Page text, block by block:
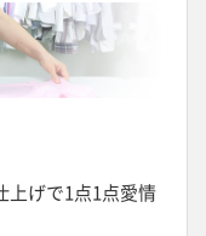
上げで1点1点愛情